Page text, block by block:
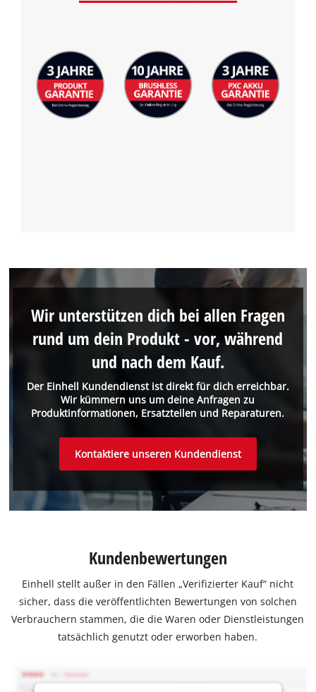
Der Einhell Kundendienst ist direkt für dich erreichbar.
Wir kümmern uns um deine Anfragen zu
Produktinformationen, Ersatzteilen und Reparaturen.
Wir unterstützen dich bei allen Fragen
rund um dein Produkt - vor, während
und nach dem Kauf.
Kontaktiere unseren Kundendienst
Kundenbewertungen
Einhell stellt außer in den Fällen „Verifizierter Kauf“ nicht
sicher, dass die veröffentlichten Bewertungen von solchen
Verbrauchern stammen, die die Waren oder Dienstleistungen
tatsächlich genutzt oder erworben haben.